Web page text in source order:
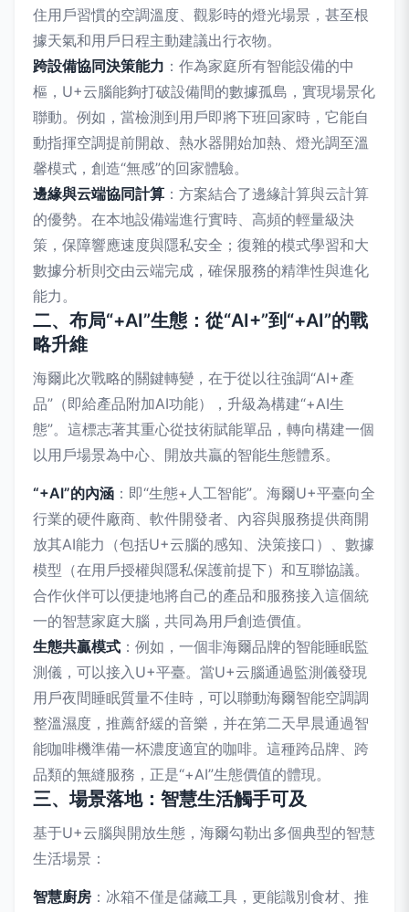
住用戶習慣的空調溫度、觀影時的燈光場景，甚至根
據天氣和用戶日程主動建議出行衣物。
跨設備協同決策能力 ：作為家庭所有智能設備的中
樞，U+云腦能夠打破設備間的數據孤島，實現場景化
聯動。例如，當檢測到用戶即將下班回家時，它能自
動指揮空調提前開啟、熱水器開始加熱、燈光調至溫
馨模式，創造“無感”的回家體驗。
邊緣與云端協同計算 ：方案結合了邊緣計算與云計算
的優勢。在本地設備端進行實時、高頻的輕量級決
策，保障響應速度與隱私安全；復雜的模式學習和大
數據分析則交由云端完成，確保服務的精準性與進化
能力。
二、布局“+AI”生態：從“AI+”到“+AI”的戰
略升維
海爾此次戰略的關鍵轉變，在于從以往強調“AI+產
品”（即給產品附加AI功能），升級為構建“+AI生
態”。這標志著其重心從技術賦能單品，轉向構建一個
以用戶場景為中心、開放共贏的智能生態體系。
“+AI”的內涵 ：即“生態+人工智能”。海爾U+平臺向全
行業的硬件廠商、軟件開發者、內容與服務提供商開
放其AI能力（包括U+云腦的感知、決策接口）、數據
模型（在用戶授權與隱私保護前提下）和互聯協議。
合作伙伴可以便捷地將自己的產品和服務接入這個統
一的智慧家庭大腦，共同為用戶創造價值。
生態共贏模式 ：例如，一個非海爾品牌的智能睡眠監
測儀，可以接入U+平臺。當U+云腦通過監測儀發現
用戶夜間睡眠質量不佳時，可以聯動海爾智能空調調
整溫濕度，推薦舒緩的音樂，并在第二天早晨通過智
能咖啡機準備一杯濃度適宜的咖啡。這種跨品牌、跨
品類的無縫服務，正是“+AI”生態價值的體現。
三、場景落地：智慧生活觸手可及
基于U+云腦與開放生態，海爾勾勒出多個典型的智慧
生活場景：
智慧廚房 ：冰箱不僅是儲藏工具，更能識別食材、推